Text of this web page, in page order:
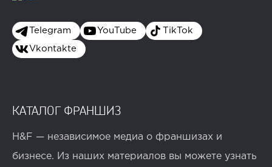
Telegram YouTube TikTok
Vkontakte
КАТАЛОГ ФРАНШИЗ
H&F — независимое медиа о франшизах и
бизнесе. Из наших материалов вы можете узнать